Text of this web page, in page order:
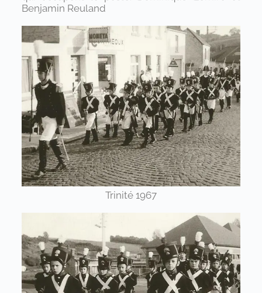
Benjamin Reuland
Trinité 1967